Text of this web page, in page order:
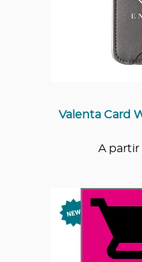
Valenta Card
A partir